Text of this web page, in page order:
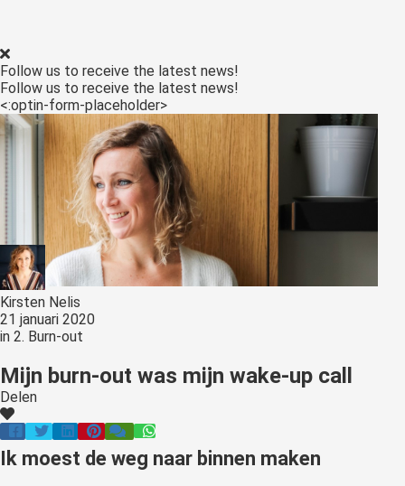
Follow us to receive the latest news!
Follow us to receive the latest news!
<:optin-form-placeholder>
Kirsten Nelis
21 januari 2020
in 2. Burn-out
Mijn burn-out was mijn wake-up call
Delen
Ik moest de weg naar binnen maken
deze
kan de
niet
worden
om
te
over
van
op